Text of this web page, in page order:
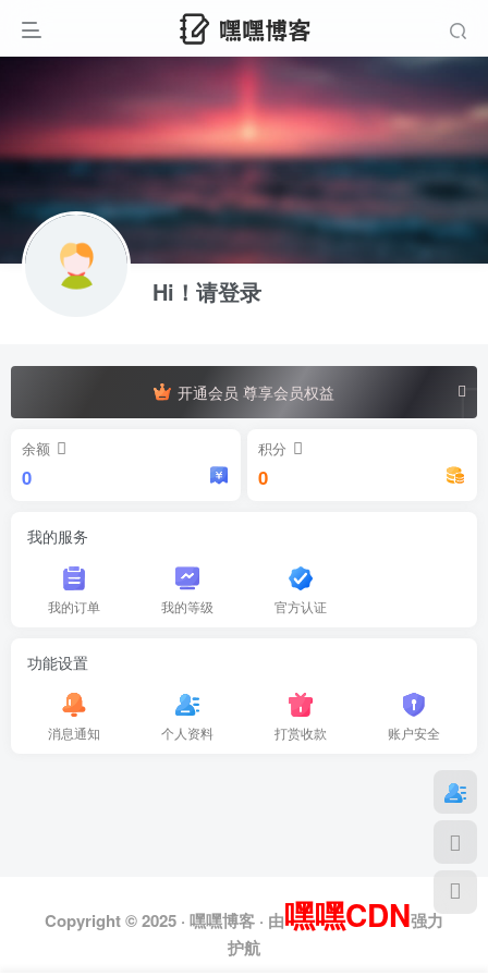
Hi！请登录
开通会员 尊享会员权益
余额
0
积分
0
我的服务
我的订单 我的等级 官方认证
功能设置
消息通知 个人资料 打赏收款 账户安全
Copyright © 2025 · 嘿嘿博客 · 由嘿嘿CDN强力
护航